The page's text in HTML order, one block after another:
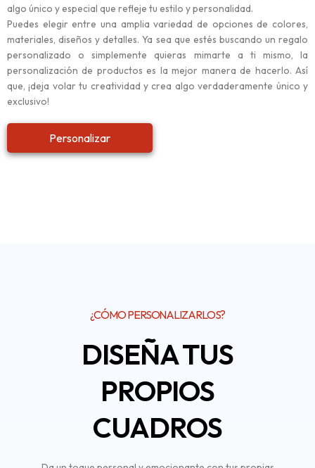
algo único y especial que refleje tu estilo y personalidad.
Puedes elegir entre una amplia variedad de opciones de colores,
materiales, diseños y detalles. Ya sea que estés buscando un regalo
personalizado o simplemente quieras mimarte a ti mismo, la
personalización de productos es la mejor manera de hacerlo. Así
que, ¡deja volar tu creatividad y crea algo verdaderamente único y
exclusivo!
Personalizar
¿CÓMO PERSONALIZARLOS?
DISEÑA TUS
PROPIOS
CUADROS